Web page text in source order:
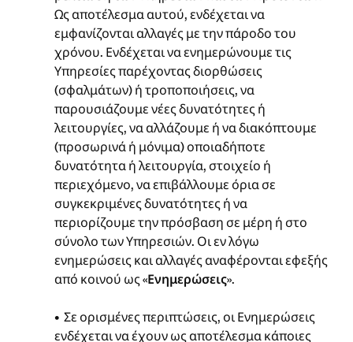
Ως αποτέλεσμα αυτού, ενδέχεται να
εμφανίζονται αλλαγές με την πάροδο του
χρόνου. Ενδέχεται να ενημερώνουμε τις
Υπηρεσίες παρέχοντας διορθώσεις
(σφαλμάτων) ή τροποποιήσεις, να
παρουσιάζουμε νέες δυνατότητες ή
λειτουργίες, να αλλάζουμε ή να διακόπτουμε
(προσωρινά ή μόνιμα) οποιαδήποτε
δυνατότητα ή λειτουργία, στοιχείο ή
περιεχόμενο, να επιβάλλουμε όρια σε
συγκεκριμένες δυνατότητες ή να
περιορίζουμε την πρόσβαση σε μέρη ή στο
σύνολο των Υπηρεσιών. Οι εν λόγω
ενημερώσεις και αλλαγές αναφέρονται εφεξής
από κοινού ως «Ενημερώσεις».
• Σε ορισμένες περιπτώσεις, οι Ενημερώσεις
ενδέχεται να έχουν ως αποτέλεσμα κάποιες